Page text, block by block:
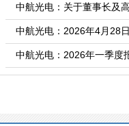
中航光电：关于董事长及
中航光电：2026年4月28
中航光电：2026年一季度